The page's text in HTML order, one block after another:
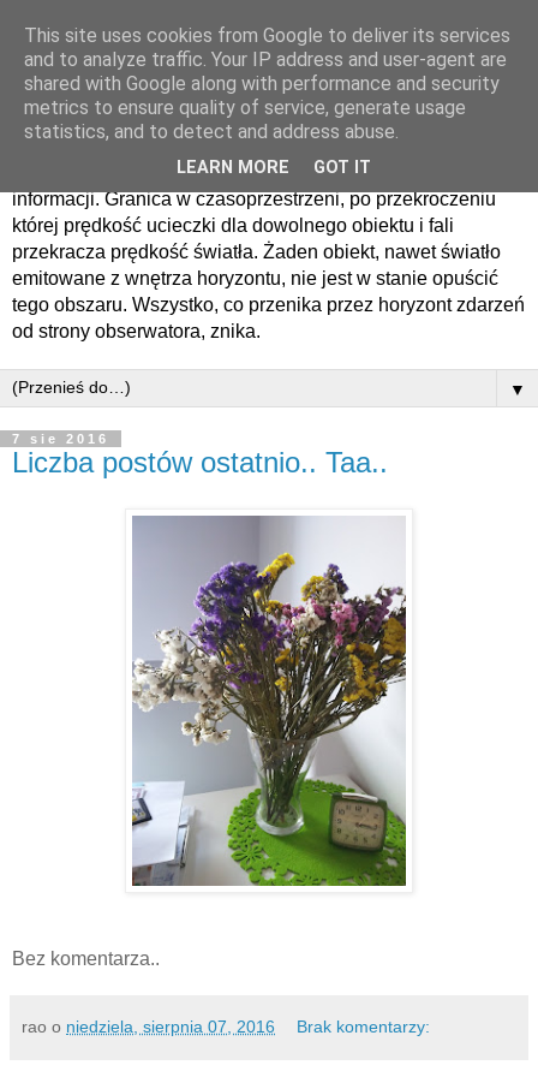
Horyzont zdarzen
Horyzont zdarzeń − sfera otaczająca czarną dziurę lub tunel
czasoprzestrzenny, oddzielająca obserwatora zdarzenia od
zdarzeń, o których nie może on nigdy otrzymać żadnych
informacji. Granica w czasoprzestrzeni, po przekroczeniu
której prędkość ucieczki dla dowolnego obiektu i fali
przekracza prędkość światła. Żaden obiekt, nawet światło
emitowane z wnętrza horyzontu, nie jest w stanie opuścić
tego obszaru. Wszystko, co przenika przez horyzont zdarzeń
od strony obserwatora, znika.
▼
7 sie 2016
Liczba postów ostatnio.. Taa..
Bez komentarza..
rao o niedziela, sierpnia 07, 2016 Brak komentarzy:
This site uses cookies from Google to deliver its services
and to analyze traffic. Your IP address and user-agent are
shared with Google along with performance and security
metrics to ensure quality of service, generate usage
statistics, and to detect and address abuse.
LEARN MORE GOT IT